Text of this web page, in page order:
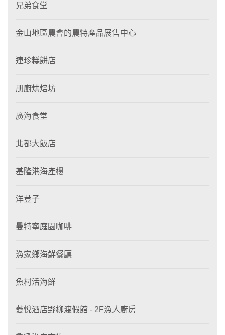
兄弟食堂
金山地區農會的農特產品展售中心
連珍糕餅店
朋廚烘焙坊
廣海食堂
北都大飯店
基隆港海產樓
洋荳子
曼特寧庭園咖啡
漁家鄉海鮮餐廳
魚村活海鮮
薆悅酒店野柳渡假館 - 2F漁人廚房